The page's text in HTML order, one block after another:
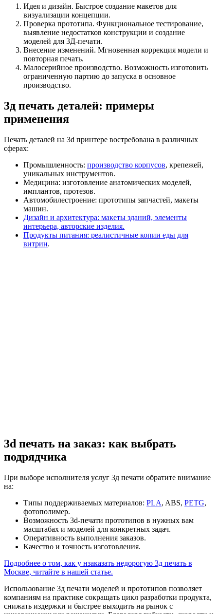
Идея и дизайн. Быстрое создание макетов для
визуализации концепции.
Проверка прототипа. Функциональное тестирование,
выявление недостатков конструкции и создание
моделей для 3Д-печати.
Внесение изменений. Мгновенная коррекция модели и
повторная печать.
Малосерийное производство. Возможность изготовить
ограниченную партию до запуска в основное
производство.
3д печать деталей: примеры
применения
Печать деталей на 3d принтере востребована в различных
сферах:
Промышленность: производство корпусов, крепежей,
уникальных инструментов.
Медицина: изготовление анатомических моделей,
имплантов, протезов.
Автомобилестроение: прототипы запчастей, макеты
машин.
Дизайн и архитектура: макеты зданий, элементы
интерьера, авторские изделия.
Продукты питания: реалистичные копии еды для
витрин.
3d печать на заказ: как выбрать
подрядчика
При выборе исполнителя услуг 3д печати обратите внимание
на:
Типы поддерживаемых материалов: PLA, ABS, PETG,
фотополимер.
Возможность 3d-печати прототипов в нужных вам
масштабах и моделей для конкретных задач.
Оперативность выполнения заказов.
Качество и точность изготовления.
Подробнее о том, как у нзаказать недорогую 3д печать в
Москве, читайте в нашей статье.
Использование 3д печати моделей и прототипов позволяет
компаниям на практике сокращать цикл разработки продукта,
снижать издержки и быстрее выходить на рынок с